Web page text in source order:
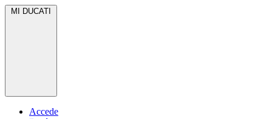
MI DUCATI
Accede